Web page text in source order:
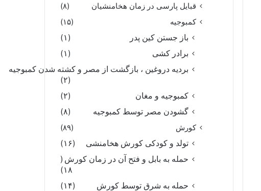
قبایل پارسی در زمان هخامنشیان
(۸)
کمبوجیه
(۱۵)
باز جستن کین پدر
(۱)
برادر کشی
(۱)
بردیه دروغین ، بازگشت از مصر و کشته شدن کمبوجیه
(۲)
کمبوجیه و مغان
(۲)
گشودن مصر توسط کمبوجیه
(۸)
کورش
(۸۹)
تولد و کودکی کورش هخامنشی
(۱۶)
حمله به بابل و فتح آن در زمان کورش (
۱۸)
حمله به شرق توسط کورش
(۱۴)